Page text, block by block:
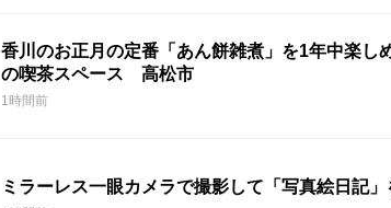
香川のお正月の定番「あん餅雑煮」を1年中楽
の喫茶スペース 高松市
1時間前
ミラーレス一眼カメラで撮影して「写真絵日記